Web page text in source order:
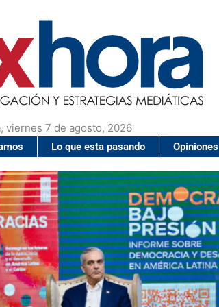
viernes 7 de agosto, 2026
Lo que esta pasando Opiniones